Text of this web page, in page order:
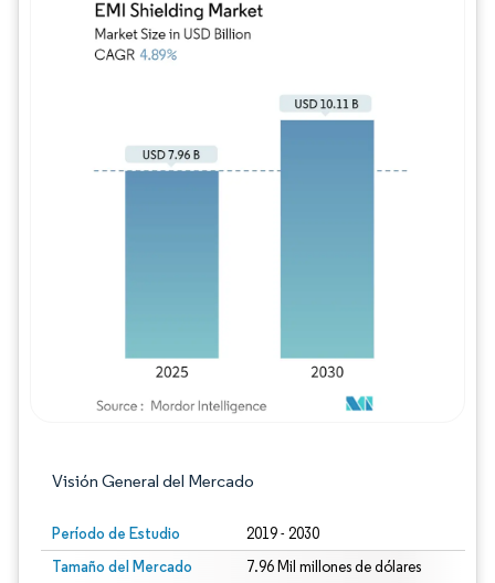
Visión General del Mercado
Período de Estudio 2019 - 2030
Tamaño del Mercado
7.96 Mil millones de dólares